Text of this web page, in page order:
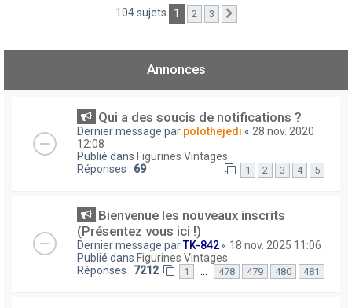
104 sujets 1 2 3
Annonces
Qui a des soucis de notifications ?
Dernier message par polothejedi « 28 nov. 2020
12:08
Publié dans Figurines Vintages
Réponses : 69 1 2 3 4 5
Bienvenue les nouveaux inscrits
(Présentez vous ici !)
Dernier message parTK-842 « 18 nov. 2025 11:06
Publié dans Figurines Vintages
Réponses : 7212 1 … 478 479 480 481